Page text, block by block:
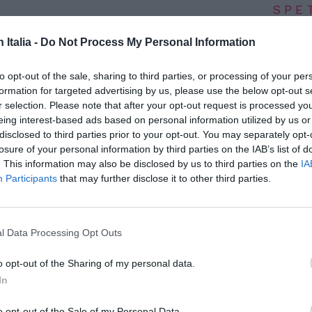
Italia - Do Not Process My Personal Information
opt-out of the sale, sharing to third parties, or processing of your
for targeted advertising by us, please use the below opt-out
selection. Please note that after your opt-out request is processed
interest-based ads based on personal information utilized by us
to third parties prior to your opt-out. You may separately
of your personal information by third parties on the IAB’s list of
This information may also be disclosed by us to third parties on the
Participants that may further disclose it to other third parties.
Data Processing Opt Outs
opt-out of the Sharing of my personal data.
mesi dall’incubo dell’incendio che ha
al Foro Italico di Roma, sono ben tre le
della loro nuova casa.
24 famiglie (60 persone) dell’incendio
temporaneamente spostati in un centro
tempo il posto si è rilevato insufficiente
famiglie e soprattutto dei minori.
sono state le promesse fatte dal
soli.
l’aiuto di IRASP (Istituti Riuniti Azienda
arriva
Voci
7